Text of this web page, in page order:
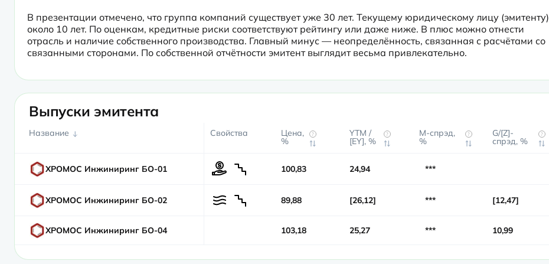
В презентации отмечено, что группа компаний существует уже 30 лет. Текущему юридическому лицу (эмитенту)
около 10 лет. По оценкам, кредитные риски соответствуют рейтингу или даже ниже. В плюс можно отнести
отрасль и наличие собственного производства. Главный минус — неопределённость, связанная с расчётами со
связанными сторонами. По собственной отчётности эмитент выглядит весьма привлекательно.
Выпуски эмитента
Название Свойства Цена,
%
? YTM /
[EY], %
? М-спрэд,
%
? G/[Z]-
спрэд, %
?
ХРОМОС Инжиниринг БО-01 100,83 24,94 ***
ХРОМОС Инжиниринг БО-02 89,88 26,12 *** 12,47
ХРОМОС Инжиниринг БО-04 103,18 25,27 *** 10,99